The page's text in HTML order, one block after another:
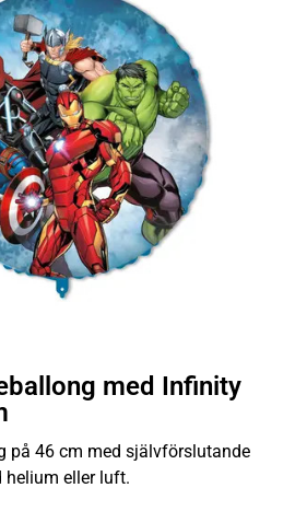
med Infinity
på 46 cm med självförslutande
helium eller luft.